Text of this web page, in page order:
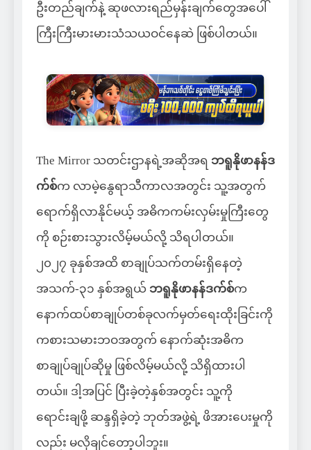
ဦးတည်ချက်နဲ့ ဆုဖလားရည်မှန်းချက်တွေအပေါ်
ကြီးကြီးမားမားသံသယဝင်နေဆဲ ဖြစ်ပါတယ်။
The Mirror သတင်းဌာနရဲ့အဆိုအရ ဘရူနိုဖာနန်ဒ
က်စ်က လာမဲ့နွေရာသီကာလအတွင်း သူ့အတွက်
ရောက်ရှိလာနိုင်မယ့် အဓိကကမ်းလှမ်းမှုကြီးတွေ
ကို စဉ်းစားသွားလိမ့်မယ်လို့ သိရပါတယ်။
၂၀၂၇ ခုနှစ်အထိ စာချုပ်သက်တမ်းရှိနေတဲ့
အသက်-၃၁ နှစ်အရွယ် ဘရူနိုဖာနန်ဒက်စ်က
နောက်ထပ်စာချုပ်တစ်ခုလက်မှတ်ရေးထိုးခြင်းကို
ကစားသမားဘဝအတွက် နောက်ဆုံးအဓိက
စာချုပ်ချုပ်ဆိုမှု ဖြစ်လိမ့်မယ်လို့ သိရှိထားပါ
တယ်။ ဒါ့အပြင် ပြီးခဲ့တဲ့နှစ်အတွင်း သူ့ကို
ရောင်းချဖို့ ဆန္ဒရှိခဲ့တဲ့ ဘုတ်အဖွဲ့ရဲ့ ဖိအားပေးမှုကို
လည်း မလိုချင်တော့ပါဘူး။